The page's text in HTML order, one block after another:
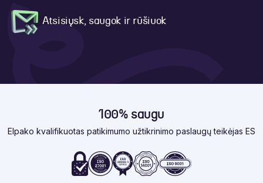
Atsisiųsk, saugok ir rūšiuok
100% saugu
Elpako kvalifikuotas patikimumo užtikrinimo paslaugų teikėjas ES